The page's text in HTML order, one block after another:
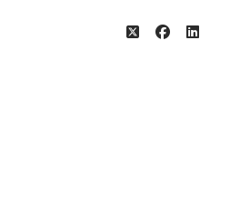
twitterfacebook
linkedin